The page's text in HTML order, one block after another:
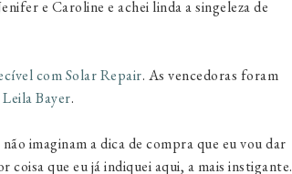
e Caroline e achei linda a singeleza de
com Solar Repair. As vencedoras foram
Leila Bayer.
imaginam a dica de compra que eu vou dar
coisa que eu já indiquei aqui, a mais instigante.